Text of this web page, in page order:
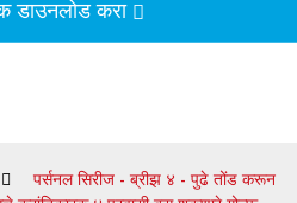
डाउनलोड करा
पर्सनल सिरीज - ब्रीझ ४ - पुढे तोंड करून